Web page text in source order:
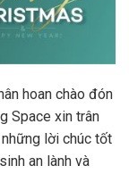
hoan chào đón
Space xin trân
lời chúc tốt
an lành và